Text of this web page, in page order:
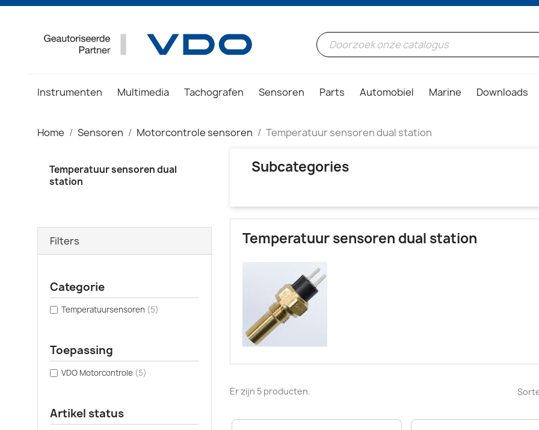
Instrumenten Multimedia Tachografen Sensoren Parts Automobiel Marine Downloads
Home Sensoren Motorcontrole sensoren Temperatuur sensoren dual station
Temperatuur sensoren dual
station
Filters
Categorie
Temperatuursensoren (5)
Toepassing
VDO Motorcontrole (5)
Artikel status
Subcategories
Temperatuur sensoren dual station
Er zijn 5 producten.